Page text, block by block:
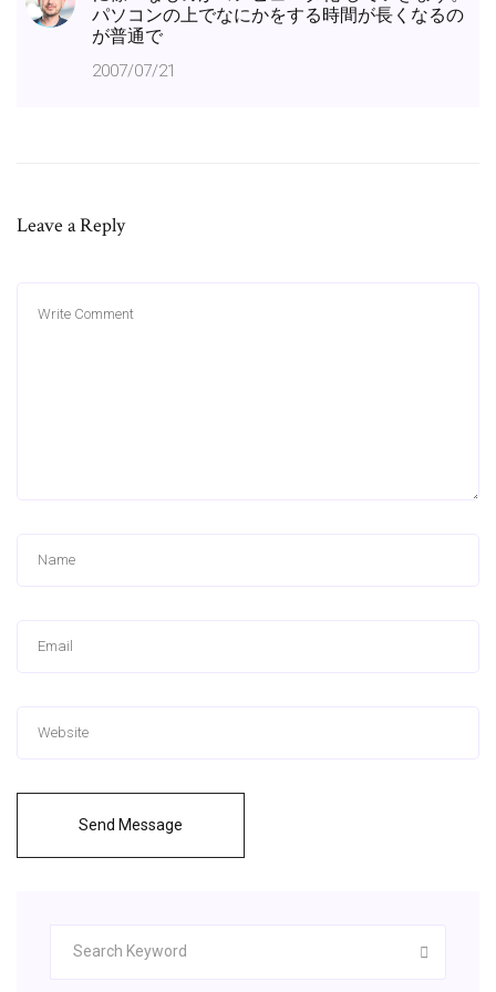
パソコンの上でなにかをする時間が長くなるの
が普通で
2007/07/21
Leave a Reply
Send Message